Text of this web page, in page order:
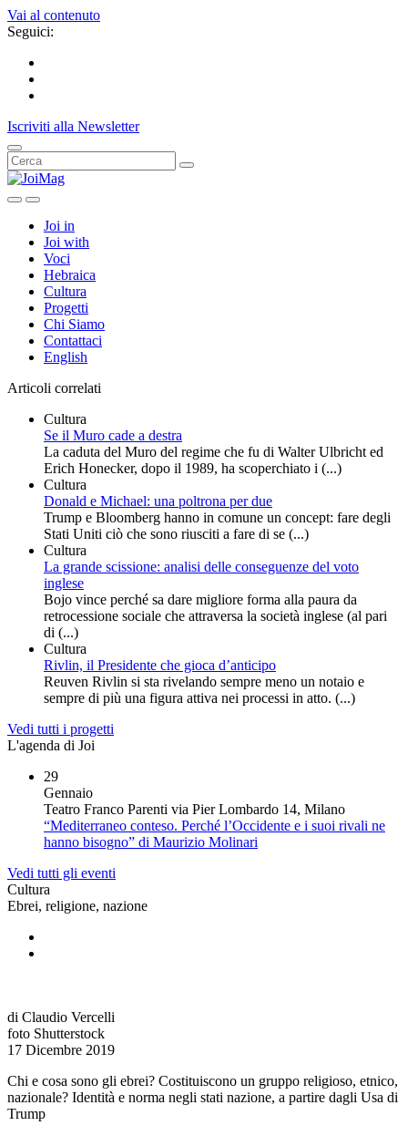
Vai al contenuto
Seguici:
Iscriviti alla Newsletter
Joi in
Joi with
Voci
Hebraica
Cultura
Progetti
Chi Siamo
Contattaci
English
Articoli correlati
Cultura
Se il Muro cade a destra
La caduta del Muro del regime che fu di Walter Ulbricht ed
Erich Honecker, dopo il 1989, ha scoperchiato i (...)
Cultura
Donald e Michael: una poltrona per due
Trump e Bloomberg hanno in comune un concept: fare degli
Stati Uniti ciò che sono riusciti a fare di se (...)
Cultura
La grande scissione: analisi delle conseguenze del voto
inglese
Bojo vince perché sa dare migliore forma alla paura da
retrocessione sociale che attraversa la società inglese (al pari
di (...)
Cultura
Rivlin, il Presidente che gioca d’anticipo
Reuven Rivlin si sta rivelando sempre meno un notaio e
sempre di più una figura attiva nei processi in atto. (...)
Vedi tutti i progetti
L'agenda di Joi
29
Gennaio
Teatro Franco Parenti via Pier Lombardo 14, Milano
“Mediterraneo conteso. Perché l’Occidente e i suoi rivali ne
hanno bisogno” di Maurizio Molinari
Vedi tutti gli eventi
Cultura
Ebrei, religione, nazione
di Claudio Vercelli
foto Shutterstock
17 Dicembre 2019
Chi e cosa sono gli ebrei? Costituiscono un gruppo religioso, etnico,
nazionale? Identità e norma negli stati nazione, a partire dagli Usa di
Trump